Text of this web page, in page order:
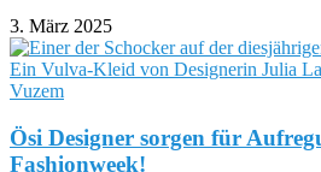
3. März 2025
Ösi Designer sorgen für
Fashionweek!